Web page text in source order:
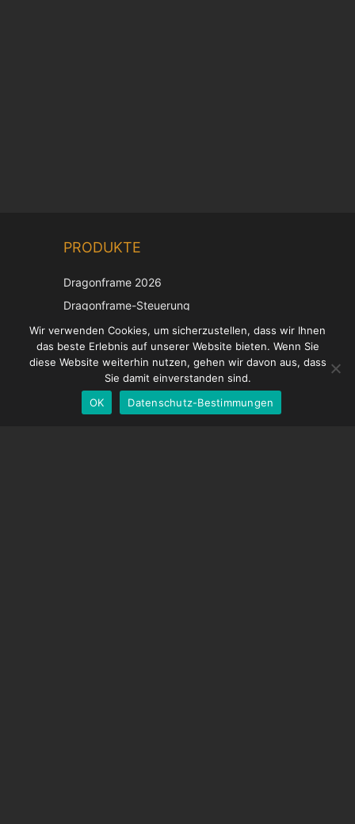
PRODUKTE
Dragonframe 2026
Dragonframe-Steuerung
DDMX-512
DMC-32
EOS LV-Korrekturkappe
Wir verwenden Cookies, um sicherzustellen, dass wir Ihnen
das beste Erlebnis auf unserer Website bieten. Wenn Sie
diese Website weiterhin nutzen, gehen wir davon aus, dass
Sie damit einverstanden sind.
OK
Datenschutz-Bestimmungen
German
English
Spanish
French